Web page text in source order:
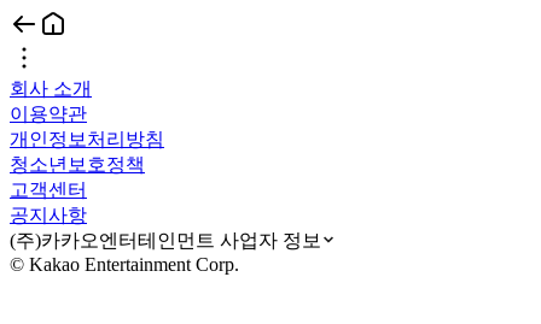
회사 소개
이용약관
개인정보처리방침
청소년보호정책
고객센터
공지사항
(주)카카오엔터테인먼트 사업자 정보
© Kakao Entertainment Corp.